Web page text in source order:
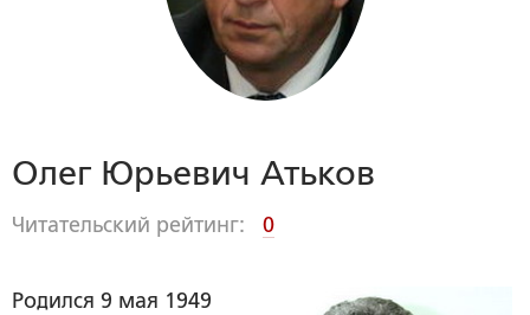
Олег Юрьевич Атьков
Читательский рейтинг: 0
Родился 9 мая 1949